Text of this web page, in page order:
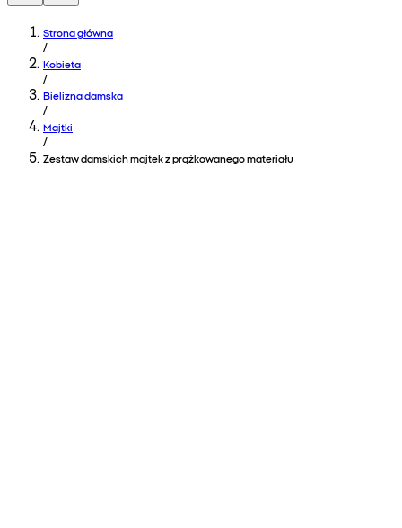
Strona główna
/
Kobieta
/
Bielizna damska
/
Majtki
/
Zestaw damskich majtek z prążkowanego materiału